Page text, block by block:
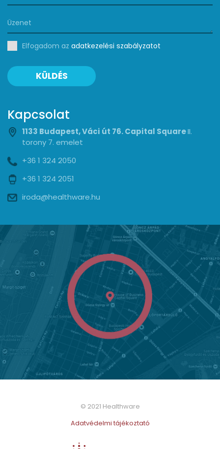
Elfogadom az adatkezelési szabályzatot
KÜLDÉS
Kapcsolat
1133 Budapest, Váci út 76. Capital SquareII.
torony 7. emelet
+36 1 324 2050
+36 1 324 2051
iroda@healthware.hu
© 2021 Healthware
Adatvédelmi tájékoztató